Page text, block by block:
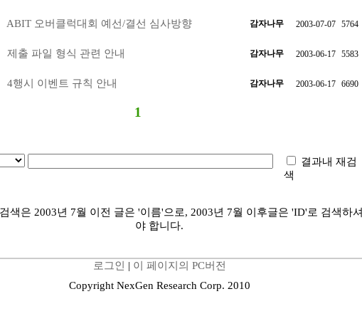
ABIT 오버클럭대회 예선/결선 심사방향 감자나무 2003-07-07 5764
제출 파일 형식 관련 안내 감자나무 2003-06-17 5583
4행시 이벤트 규칙 안내 감자나무 2003-06-17 6690
1
결과내 재검
색
색은 2003년 7월 이전 글은 '이름'으로, 2003년 7월 이후글은 'ID'로 검색하셔
야 합니다.
로그인 | 이 페이지의 PC버전
Copyright NexGen Research Corp. 2010